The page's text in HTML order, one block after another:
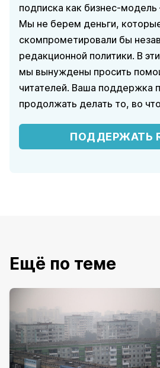
подписка как бизнес-
Мы не берем деньги,
скомпрометировали бы
редакционной политики. В
мы вынуждены просить
читателей. Ваша поддержка
продолжать делать то, во
ПОДДЕРЖАТЬ
Ещё по теме